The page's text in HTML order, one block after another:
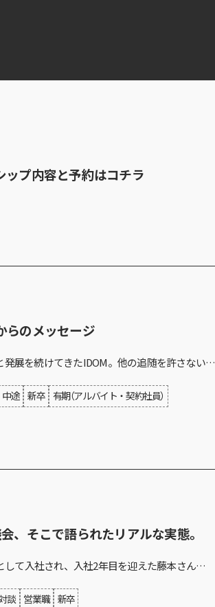
ップ内容と予約はコチラ
らのメッセージ
発展を続けてきたIDOM。他の追随を許さない…
中途 新卒 有期（アルバイト・契約社員）
、そこで語られたリアルな実態。
して入社され、入社2年目を迎えた藤本さん…
談 営業職 新卒